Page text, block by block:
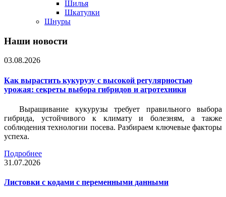
Шилья
Шкатулки
Шнуры
Наши новости
03.08.2026
Как вырастить кукурузу с высокой регулярностью
урожая: секреты выбора гибридов и агротехники
Выращивание кукурузы требует правильного выбора
гибрида, устойчивого к климату и болезням, а также
соблюдения технологии посева. Разбираем ключевые факторы
успеха.
Подробнее
31.07.2026
Листовки c кодами с переменными данными